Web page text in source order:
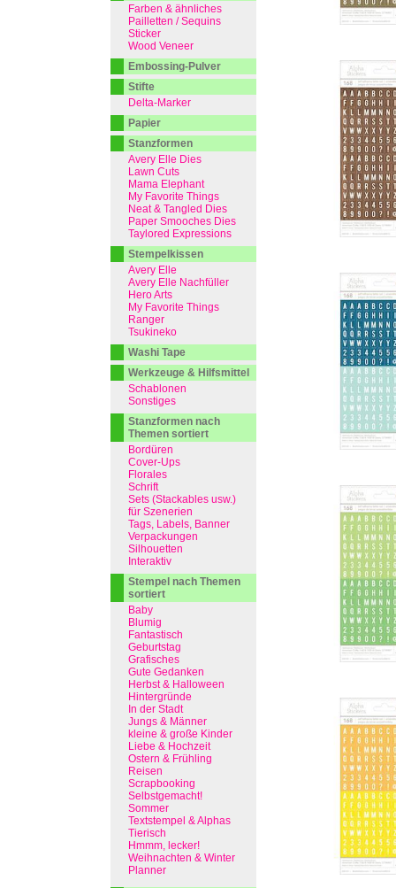
Farben & ähnliches
Pailletten / Sequins
Sticker
Wood Veneer
Embossing-Pulver
Stifte
Delta-Marker
Papier
Stanzformen
Avery Elle Dies
Lawn Cuts
Mama Elephant
My Favorite Things
Neat & Tangled Dies
Paper Smooches Dies
Taylored Expressions
Stempelkissen
Avery Elle
Avery Elle Nachfüller
Hero Arts
My Favorite Things
Ranger
Tsukineko
Washi Tape
Werkzeuge & Hilfsmittel
Schablonen
Sonstiges
Stanzformen nach
Themen sortiert
Bordüren
Cover-Ups
Florales
Schrift
Sets (Stackables usw.)
für Szenerien
Tags, Labels, Banner
Verpackungen
Silhouetten
Interaktiv
Stempel nach Themen
sortiert
Baby
Blumig
Fantastisch
Geburtstag
Grafisches
Gute Gedanken
Herbst & Halloween
Hintergründe
In der Stadt
Jungs & Männer
kleine & große Kinder
Liebe & Hochzeit
Ostern & Frühling
Reisen
Scrapbooking
Selbstgemacht!
Sommer
Textstempel & Alphas
Tierisch
Hmmm, lecker!
Weihnachten & Winter
Planner